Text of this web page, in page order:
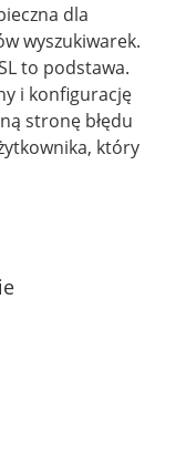
dla
wyszukiwarek.
to podstawa.
i konfigurację
stronę błędu
który